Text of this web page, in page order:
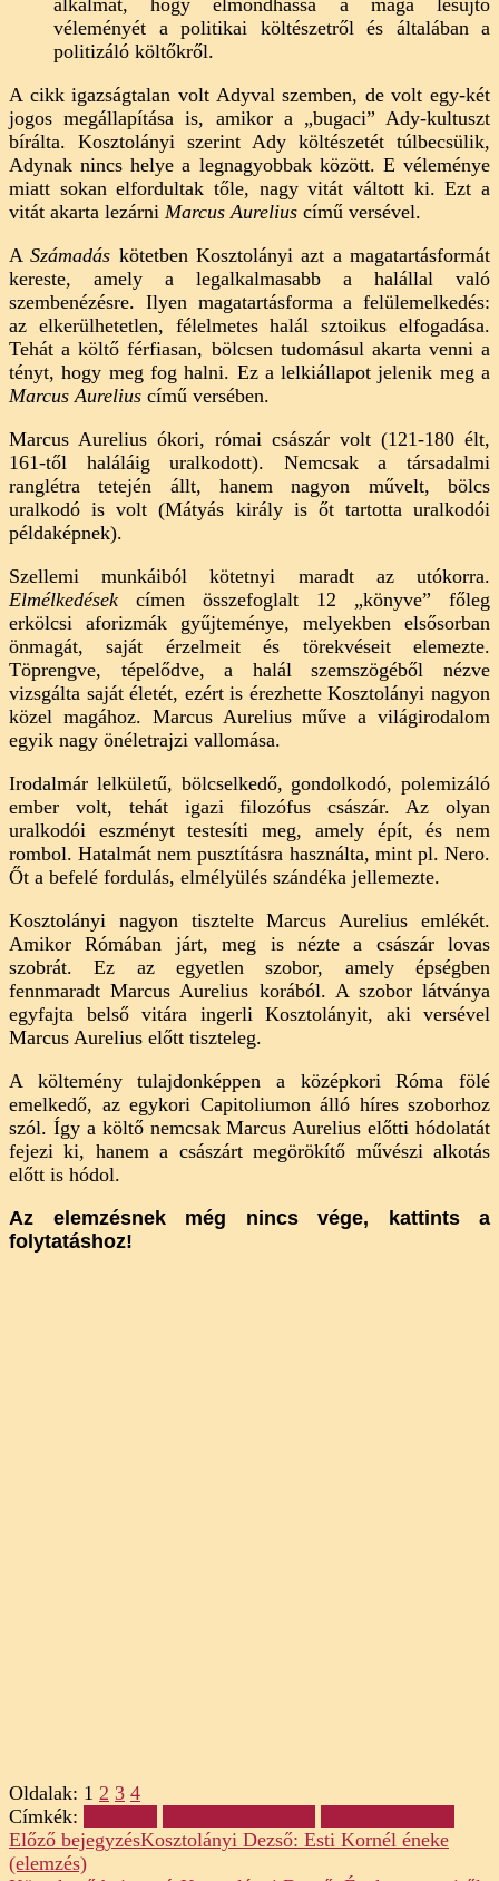
alkalmat, hogy elmondhassa a maga lesújtó
véleményét a politikai költészetről és általában a
politizáló költőkről.
A cikk igazságtalan volt Adyval szemben, de volt egy-két
jogos megállapítása is, amikor a „bugaci” Ady-kultuszt
bírálta. Kosztolányi szerint Ady költészetét túlbecsülik,
Adynak nincs helye a legnagyobbak között. E véleménye
miatt sokan elfordultak tőle, nagy vitát váltott ki. Ezt a
vitát akarta lezárni Marcus Aurelius című versével.
ASzámadás kötetben Kosztolányi azt a magatartásformát
kereste, amely a legalkalmasabb a halállal való
szembenézésre. Ilyen magatartásforma a felülemelkedés:
az elkerülhetetlen, félelmetes halál sztoikus elfogadása.
Tehát a költő férfiasan, bölcsen tudomásul akarta venni a
tényt, hogy meg fog halni. Ez a lelkiállapot jelenik meg a
Marcus Aurelius című versében.
Marcus Aurelius ókori, római császár volt (121-180 élt,
161-től haláláig uralkodott). Nemcsak a társadalmi
ranglétra tetején állt, hanem nagyon művelt, bölcs
uralkodó is volt (Mátyás király is őt tartotta uralkodói
példaképnek).
Szellemi munkáiból kötetnyi maradt az utókorra.
Elmélkedések címen összefoglalt 12 „könyve” főleg
erkölcsi aforizmák gyűjteménye, melyekben elsősorban
önmagát, saját érzelmeit és törekvéseit elemezte.
Töprengve, tépelődve, a halál szemszögéből nézve
vizsgálta saját életét, ezért is érezhette Kosztolányi nagyon
közel magához. Marcus Aurelius műve a világirodalom
egyik nagy önéletrajzi vallomása.
Irodalmár lelkületű, bölcselkedő, gondolkodó, polemizáló
ember volt, tehát igazi filozófus császár. Az olyan
uralkodói eszményt testesíti meg, amely épít, és nem
rombol. Hatalmát nem pusztításra használta, mint pl. Nero.
Őt a befelé fordulás, elmélyülés szándéka jellemezte.
Kosztolányi nagyon tisztelte Marcus Aurelius emlékét.
Amikor Rómában járt, meg is nézte a császár lovas
szobrát. Ez az egyetlen szobor, amely épségben
fennmaradt Marcus Aurelius korából. A szobor látványa
egyfajta belső vitára ingerli Kosztolányit, aki versével
Marcus Aurelius előtt tiszteleg.
A költemény tulajdonképpen a középkori Róma fölé
emelkedő, az egykori Capitoliumon álló híres szoborhoz
szól. Így a költő nemcsak Marcus Aurelius előtti hódolatát
fejezi ki, hanem a császárt megörökítő művészi alkotás
előtt is hódol.
Az elemzésnek még nincs vége, kattints a
folytatáshoz!
Oldalak: 1 2 3 4
Címkék:
Post
Előző bejegyzésKosztolányi Dezső: Esti Kornél éneke
(elemzés)